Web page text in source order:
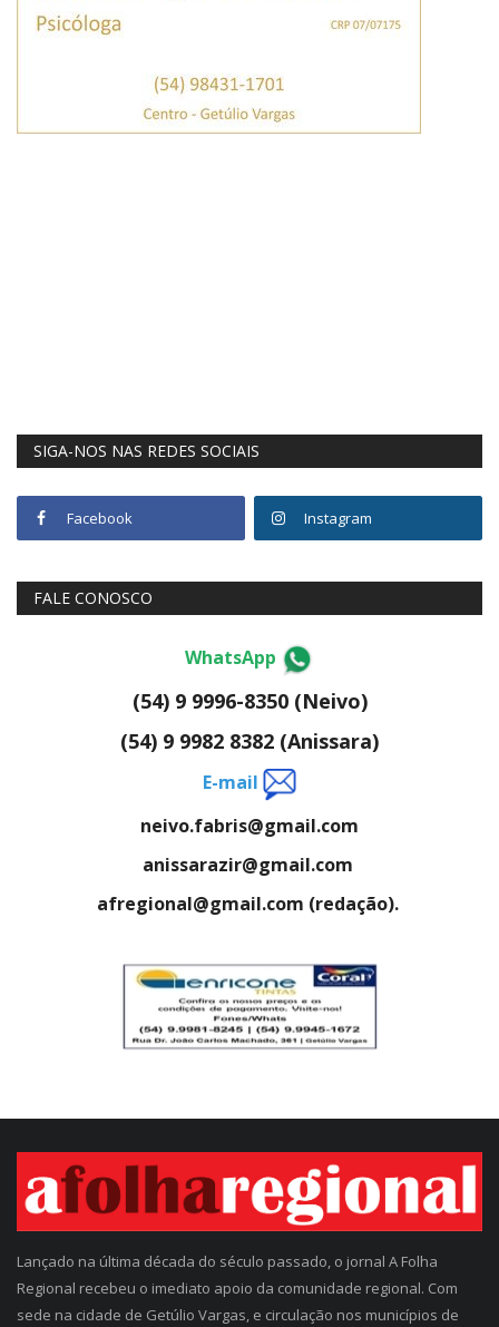
SIGA-NOS NAS REDES SOCIAIS
Facebook Instagram
FALE CONOSCO
WhatsApp
(54) 9 9996-8350 (Neivo)
(54) 9 9982 8382 (Anissara)
E-mail
neivo.fabris@gmail.com
anissarazir@gmail.com
afregional@gmail.com (redação).
Lançado na última década do século passado, o jornal A Folha
Regional recebeu o imediato apoio da comunidade regional. Com
sede na cidade de Getúlio Vargas, e circulação nos municípios de